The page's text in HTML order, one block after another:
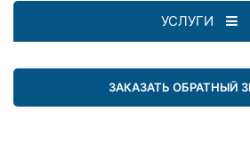
УСЛУГИ
ЗАКАЗАТЬ ОБРАТНЫЙ